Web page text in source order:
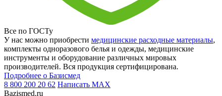
Все по ГОСТу
У нас можно приобрести медицинские расходные материалы,
комплекты одноразового белья и одежды, медицинские
инструменты и оборудование различных мировых
производителей. Вся продукция сертифицирована.
Подробнее о Базисмед
8 800 200 20 62 Написать MAX
Bazismed.ru